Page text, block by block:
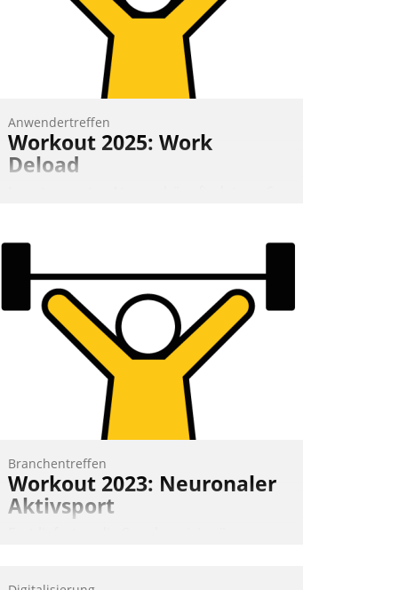
Anwendertreffen
Workout 2025: Work
Deload
meistern und Workloads wuppen – bei
zunehmend anspruchsvollen Aufgaben
und abnehmendem Nachwuchs?
Nadja Hußmann
Branchentreffen
Workout 2023: Neuronaler
Aktivsport